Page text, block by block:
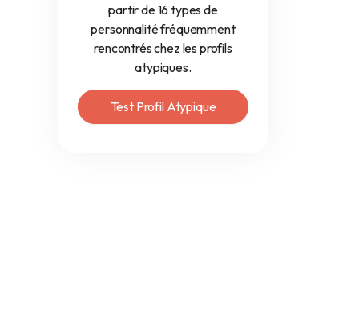
partir de 16 types de
personnalité fréquemment
rencontrés chez les profils
atypiques.
Test Profil Atypique